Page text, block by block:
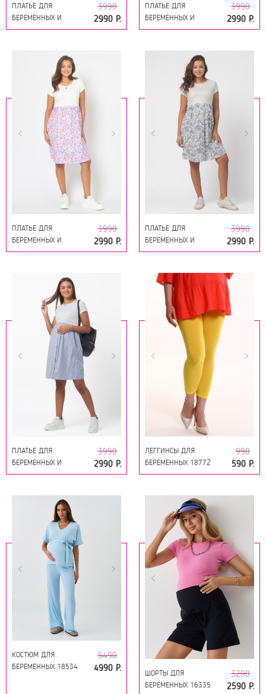
ПЛАТЬЕ ДЛЯ
БЕРЕМЕННЫХ И
КОРМЯЩИХ 16446
3990
2990 Р.
ПЛАТЬЕ ДЛЯ
БЕРЕМЕННЫХ И
КОРМЯЩИХ 16446
3990
2990 Р.
ПЛАТЬЕ ДЛЯ
БЕРЕМЕННЫХ И
КОРМЯЩИХ 16446
3990
2990 Р.
ПЛАТЬЕ ДЛЯ
БЕРЕМЕННЫХ И
КОРМЯЩИХ 16446
3990
2990 Р.
ПЛАТЬЕ ДЛЯ
БЕРЕМЕННЫХ И
КОРМЯЩИХ 16446
3990
2990 Р.
ЛЕГГИНСЫ ДЛЯ
БЕРЕМЕННЫХ 18772
ЖЁЛТЫЙ
990
590 Р.
КОСТЮМ ДЛЯ
БЕРЕМЕННЫХ 18534
5490
4990 Р.
ШОРТЫ ДЛЯ
БЕРЕМЕННЫХ 16335
3290
2590 Р.